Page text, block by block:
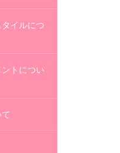
イルにつ
トについ